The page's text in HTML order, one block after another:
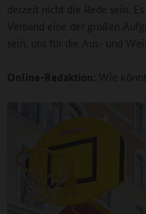
derzeit nicht die Rede sein. Es
Verband eine der großen
sein, uns für die Aus- und
Online-Redaktion: Wie